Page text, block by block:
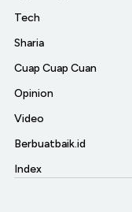
Tech
Sharia
Cuap Cuap Cuan
Opinion
Video
Berbuatbaik.id
Index